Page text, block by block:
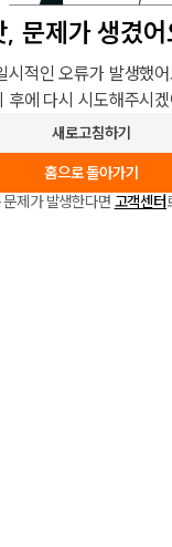
, 문제가 생겼
시적인 오류가 발생했
후에 다시 시도해주시
새로고침하기
홈으로 돌아가기
제가 발생한다면 고객센터